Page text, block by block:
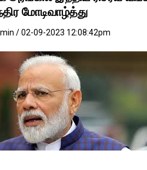
மோடிவாழ்த்து
/ 02-09-2023 12:08:42pm